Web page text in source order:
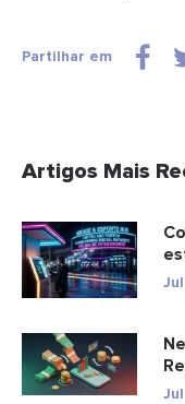
Partilhar em
Artigos Mais